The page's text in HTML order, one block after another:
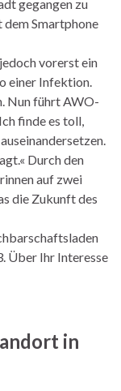
gegangen zu
dem Smartphone
vorerst ein
einer Infektion.
Nun führt AWO-
finde es toll,
Durch den
auf zwei
die Zukunft des
Über Ihr Interesse
in